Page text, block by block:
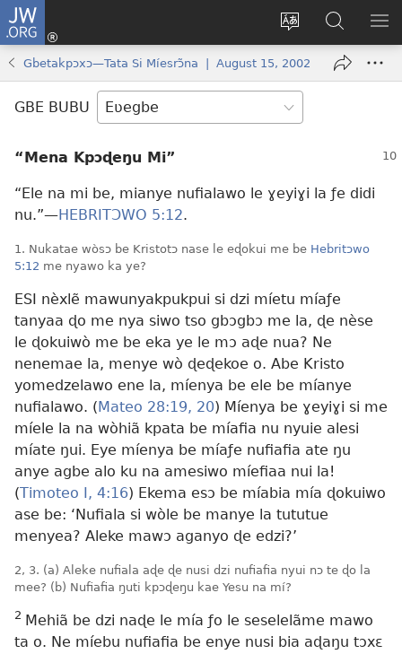
JW.ORG
Trɔ
gbegbɔgblɔa
Ge
Ðe
new
window)
JW.ORG
Nudidi
Gbetakpɔxɔ—Tata Si Míesrɔ̃na | August 15, 2002
GBE BUBU
“Mena Kpɔɖeŋu Mi”
“Ele na mi be, mianye nufialawo le ɣeyiɣi la ƒe didi
nu.”—HEBRITƆWO 5:12.
1. Nukatae wòsɔ be Kristotɔ nase le eɖokui me be Hebritɔwo
5:12 me nyawo ka ye?
ESI nèxlẽ mawunyakpukpui si dzi míetu míaƒe
tanyaa ɖo me nya siwo tso gbɔgbɔ me la, ɖe nèse
le ɖokuiwò me be eka ye le mɔ aɖe nua? Ne
nenemae la, menye wò ɖeɖekoe o. Abe Kristo
yomedzelawo ene la, míenya be ele be míanye
nufialawo. (Mateo 28:19, 20) Míenya be ɣeyiɣi si me
míele la na wòhiã kpata be míafia nu nyuie alesi
míate ŋui. Eye míenya be míaƒe nufiafia ate ŋu
anye agbe alo ku na amesiwo míefiaa nui la!
(Timoteo I, 4:16) Ekema esɔ be míabia mía ɖokuiwo
ase be: ‘Nufiala si wòle be manye la tututue
menyea? Aleke mawɔ aganyo ɖe edzi?’
2, 3. (a) Aleke nufiala aɖe ɖe nusi dzi nufiafia nyui nɔ te ɖo la
mee? (b) Nufiafia ŋuti kpɔɖeŋu kae Yesu na mí?
2 Mehiã be dzi naɖe le mía ƒo le seselelãme mawo
ta o. Ne míebu nufiafia be enye nusi bia aɖaŋu tɔxɛ